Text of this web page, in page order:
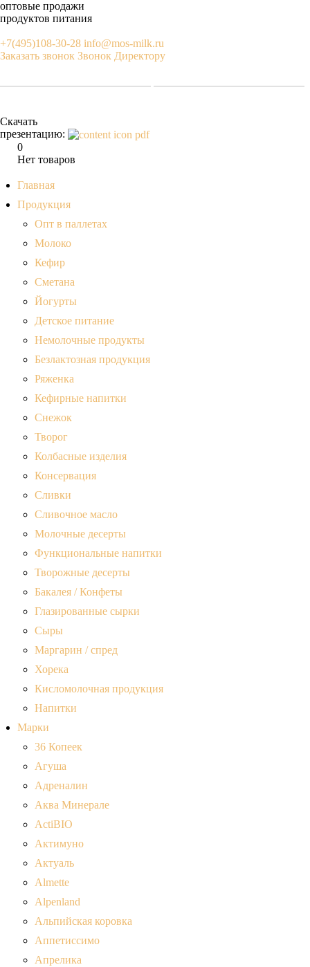
оптовые продажи
продуктов питания
+7(495)108-30-28 info@mos-milk.ru
Заказать звонок Звонок Директору
Скачать
презентацию:
0
Нет товаров
Главная
Продукция
Опт в паллетах
Молоко
Кефир
Сметана
Йогурты
Детское питание
Немолочные продукты
Безлактозная продукция
Ряженка
Кефирные напитки
Снежок
Творог
Колбасные изделия
Консервация
Сливки
Сливочное масло
Молочные десерты
Функциональные напитки
Творожные десерты
Бакалея / Конфеты
Глазированные сырки
Сыры
Маргарин / спред
Хорека
Кисломолочная продукция
Напитки
Марки
36 Копеек
Агуша
Адреналин
Аква Минерале
ActiBIO
Актимуно
Актуаль
Almette
Alpenland
Альпийская коровка
Аппетиссимо
Апрелика